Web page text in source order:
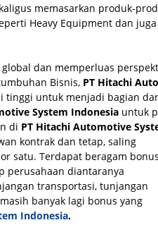
memasarkan produk-
Heavy Equipment dan juga
dan memperluas
Bisnis, PT Hitachi
tinggi untuk menjadi bagian
System Indonesia untuk
di PT Hitachi Automotive
kontrak dan tetap, saling
satu. Terdapat beragam bonus
perusahaan diantaranya
transportasi, tunjangan
banyak lagi bonus yang
Indonesia.